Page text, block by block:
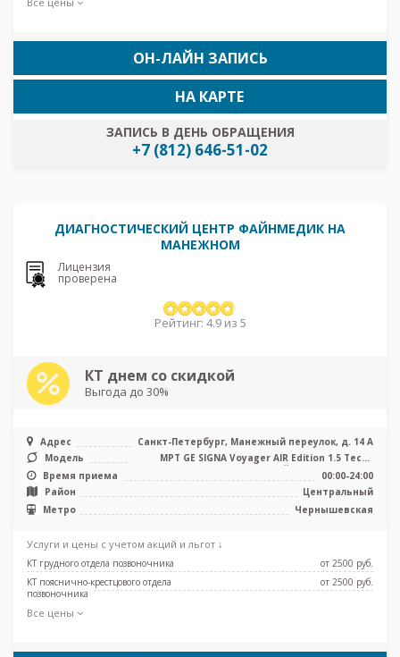
ОН-ЛАЙН ЗАПИСЬ
ЗАПИСЬ В ДЕНЬ ОБРАЩЕНИЯ
+7 (812) 646-51-02
НА КАРТЕ
ДИАГНОСТИЧЕСКИЙ ЦЕНТР ФАЙНМЕДИК НА
МАНЕЖНОМ
Лицензия
проверена
Рейтинг: 4.9 из 5
КТ днем со скидкой
Выгода до 30%
Адрес
Санкт-Петербург, Манежный переулок, д. 14 А
Модель
МРТ GE SIGNA Voyager AIR Edition 1.5 Тесла
полуоткрытый, КТ GE Revolut ...
Время приема
00:00-24:00
Район
Центральный
Метро
Чернышевская
Услуги и цены с учетом акций и льгот ↓
КТ грудного отдела позвоночника
от 2500 pуб.
КТ пояснично-крестцового отдела
позвоночника
от 2500 pуб.
Все цены